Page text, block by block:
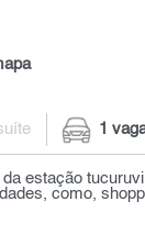
1
estação
como,